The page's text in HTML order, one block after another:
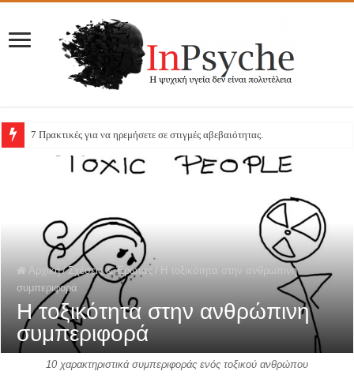
7 Πρακτικές για να ηρεμήσετε σε στιγμές αβεβαιότητας.
Αρχική / Σχέσεις & Έρωτας / Η τοξικότητα στην ανθρώπινη
συμπεριφορά
Η τοξικότητα στην ανθρώπινη
συμπεριφορά
10 χαρακτηριστικά συμπεριφοράς ενός τοξικού ανθρώπου